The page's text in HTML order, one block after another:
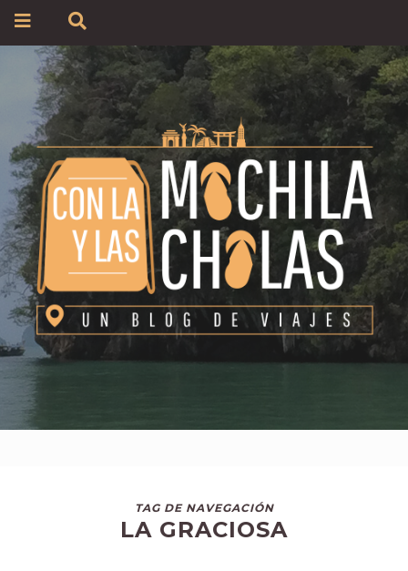
TAG DE NAVEGACIÓN
LA GRACIOSA